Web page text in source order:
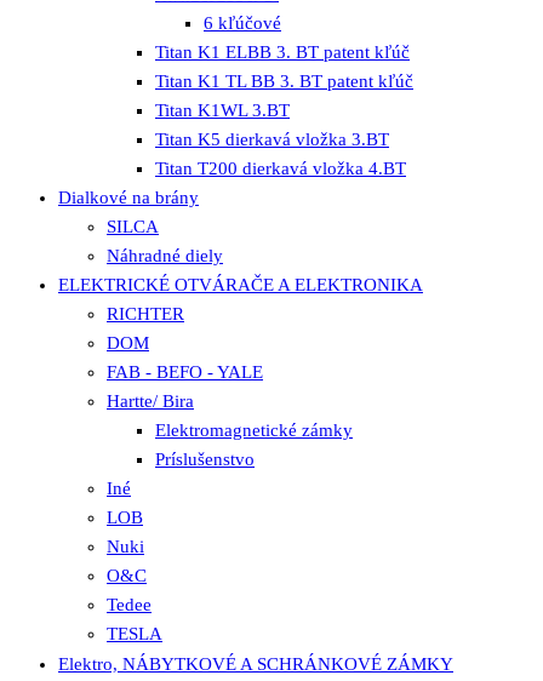
6 kľúčové
Titan K1 ELBB 3. BT patent kľúč
Titan K1 TL BB 3. BT patent kľúč
Titan K1WL 3.BT
Titan K5 dierkavá vložka 3.BT
Titan T200 dierkavá vložka 4.BT
Dialkové na brány
SILCA
Náhradné diely
ELEKTRICKÉ OTVÁRAČE A ELEKTRONIKA
RICHTER
DOM
FAB - BEFO - YALE
Hartte/ Bira
Elektromagnetické zámky
Príslušenstvo
Iné
LOB
Nuki
O&C
Tedee
TESLA
Elektro, NÁBYTKOVÉ A SCHRÁNKOVÉ ZÁMKY